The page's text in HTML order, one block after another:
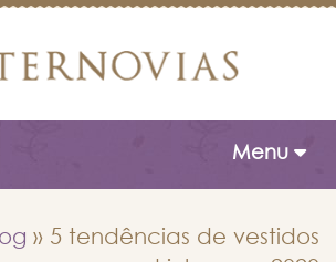
Toggle
Menu
» 5 tendências de vestidos